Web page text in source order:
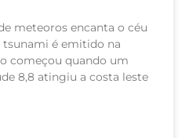
meteoros encanta o céu
tsunami é emitido na
começou quando um
8,8 atingiu a costa leste